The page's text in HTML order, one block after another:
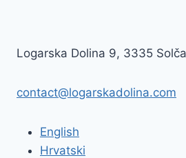
Logarska Dolina 9, 3335
contact@logarskadolina.com
English
Hrvatski